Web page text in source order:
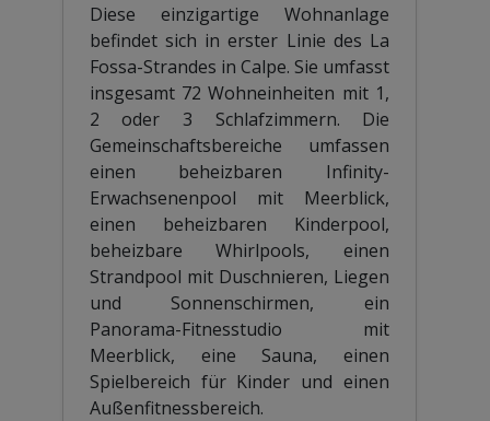
Diese einzigartige Wohnanlage
befindet sich in erster Linie des La
Fossa-Strandes in Calpe. Sie umfasst
insgesamt 72 Wohneinheiten mit 1,
2 oder 3 Schlafzimmern. Die
Gemeinschaftsbereiche umfassen
einen beheizbaren Infinity-
Erwachsenenpool mit Meerblick,
einen beheizbaren Kinderpool,
beheizbare Whirlpools, einen
Strandpool mit Duschnieren, Liegen
und Sonnenschirmen, ein
Panorama-Fitnesstudio mit
Meerblick, eine Sauna, einen
Spielbereich für Kinder und einen
Außenfitnessbereich.